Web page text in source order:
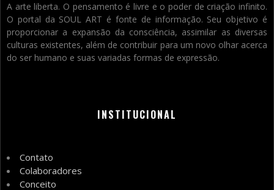
A arte liberta. O pensamento é livre e o poder de criação infinito.
O portal da SOUL ART é fonte de informação. Seu objetivo é
proporcionar a expansão da consciência, assimilar as diversas
culturas existentes, além de contribuir para um novo olhar acerca
do ser humano e suas variadas formas de expressão.
INSTITUCIONAL
Contato
Colaboradores
Conceito